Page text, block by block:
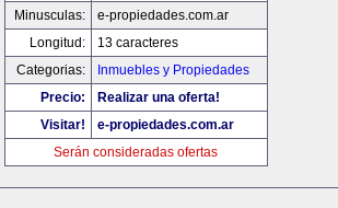
Minusculas:
e-propiedades.com.ar
Longitud:
13 caracteres
Categorias:
Inmuebles y Propiedades
Precio:
Realizar una oferta!
Visitar!
e-propiedades.com.ar
Serán consideradas ofertas